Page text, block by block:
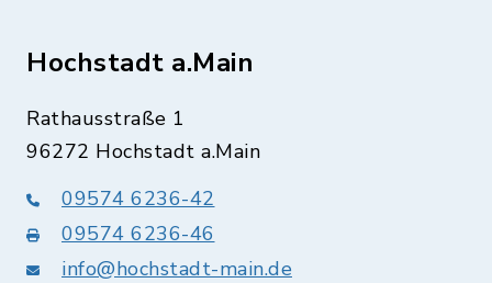
Hochstadt a.Main
Rathausstraße 1
96272 Hochstadt a.Main
09574 6236-42
09574 6236-46
info@hochstadt-main.de